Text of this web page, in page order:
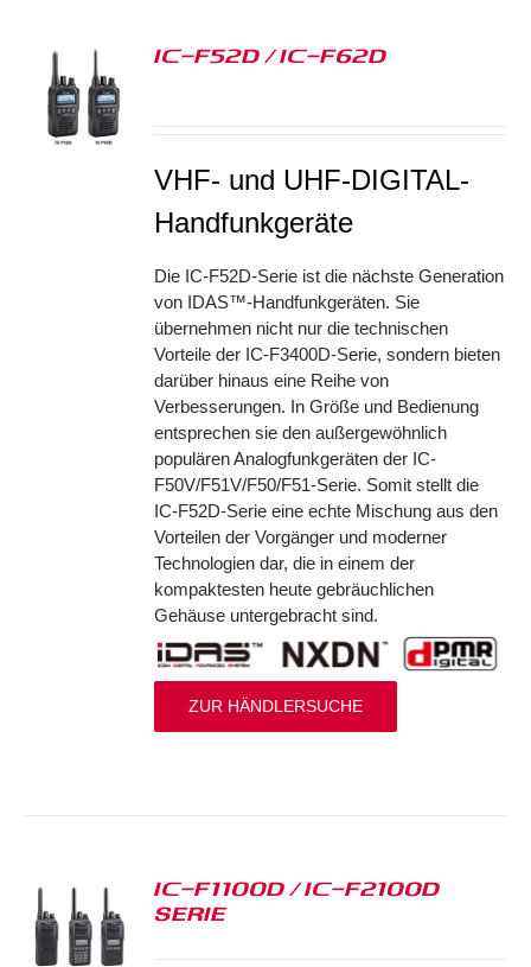
IC-F52D / IC-F62D
VHF- und UHF-DIGITAL-
Handfunkgeräte
Die IC-F52D-Serie ist die nächste Generation
von IDAS™-Handfunkgeräten. Sie
übernehmen nicht nur die technischen
Vorteile der IC-F3400D-Serie, sondern bieten
darüber hinaus eine Reihe von
Verbesserungen. In Größe und Bedienung
entsprechen sie den außergewöhnlich
populären Analogfunkgeräten der IC-
F50V/F51V/F50/F51-Serie. Somit stellt die
IC-F52D-Serie eine echte Mischung aus den
Vorteilen der Vorgänger und moderner
Technologien dar, die in einem der
kompaktesten heute gebräuchlichen
Gehäuse untergebracht sind.
ZUR HÄNDLERSUCHE
IC-F1100D / IC-F2100D
SERIE